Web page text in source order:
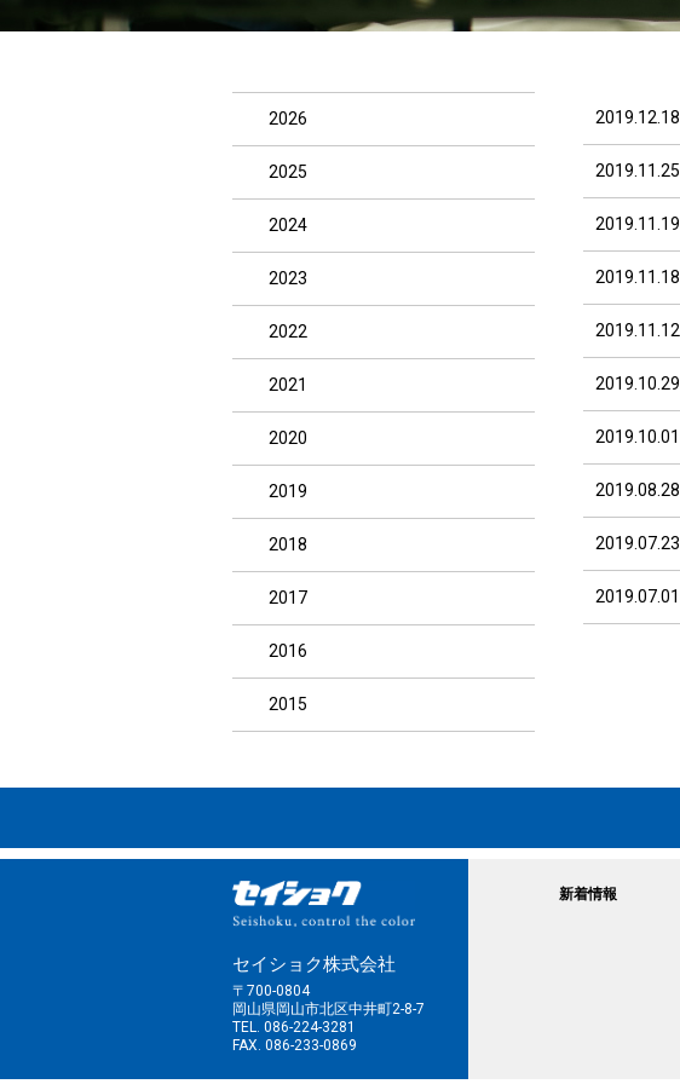
2026
2025
2024
2023
2022
2021
2020
2019
2018
2017
2016
2015
2019.12.18
2019.11.25
2019.11.19
2019.11.18
2019.11.12
2019.10.29
2019.10.01
2019.08.28
2019.07.23
2019.07.01
新着情報
セイショク株式会社
〒700-0804
岡山県岡山市北区中井町2-8-7
TEL. 086-224-3281
FAX. 086-233-0869